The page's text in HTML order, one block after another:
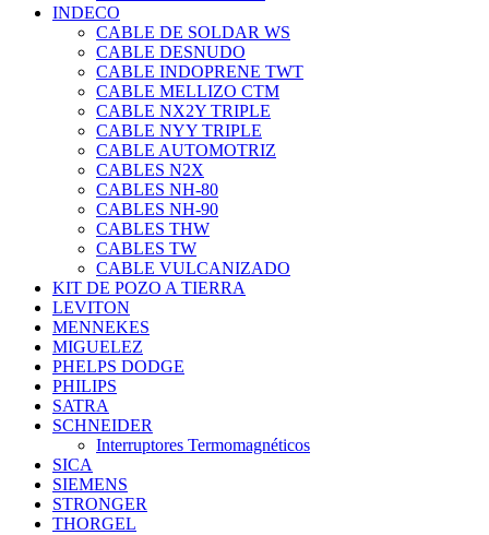
INDECO
CABLE DE SOLDAR WS
CABLE DESNUDO
CABLE INDOPRENE TWT
CABLE MELLIZO CTM
CABLE NX2Y TRIPLE
CABLE NYY TRIPLE
CABLE AUTOMOTRIZ
CABLES N2X
CABLES NH-80
CABLES NH-90
CABLES THW
CABLES TW
CABLE VULCANIZADO
KIT DE POZO A TIERRA
LEVITON
MENNEKES
MIGUELEZ
PHELPS DODGE
PHILIPS
SATRA
SCHNEIDER
Interruptores Termomagnéticos
SICA
SIEMENS
STRONGER
THORGEL